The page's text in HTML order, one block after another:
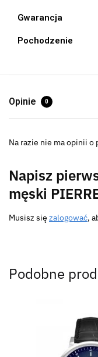
Gwarancja
Pochodzenie
Opinie 0
Na razie nie ma opinii o
Napisz
męski
Musisz się zalogować,
Podobne